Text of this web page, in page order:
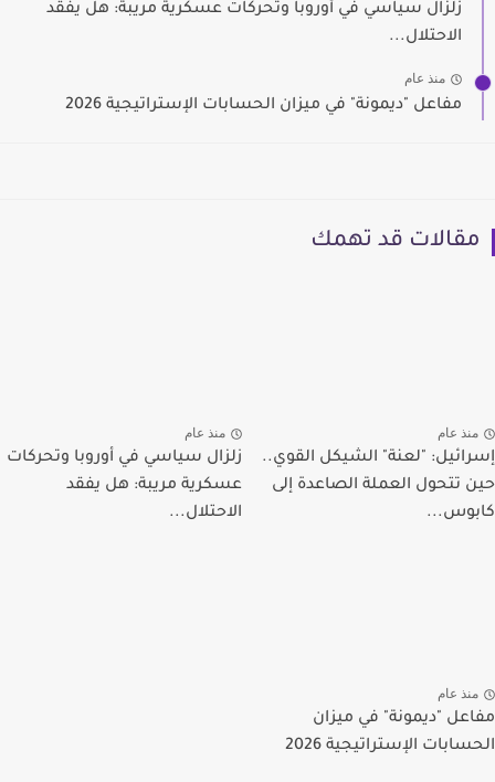
زلزال سياسي في أوروبا وتحركات عسكرية مريبة: هل يفقد
الاحتلال...
منذ عام
مفاعل "ديمونة" في ميزان الحسابات الإستراتيجية 2026
مقالات قد تهمك
منذ عام
إسرائيل: "لعنة" الشيكل القوي..
حين تتحول العملة الصاعدة إلى
كابوس...
منذ عام
زلزال سياسي في أوروبا وتحركات
عسكرية مريبة: هل يفقد
الاحتلال...
منذ عام
مفاعل "ديمونة" في ميزان
الحسابات الإستراتيجية 2026